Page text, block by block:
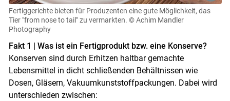
Fertiggerichte bieten für Produzenten eine gute Möglichkeit, das
Tier "from nose to tail" zu vermarkten. © Achim Mandler
Photography
Fakt 1 | Was ist ein Fertigprodukt bzw. eine Konserve?
Konserven sind durch Erhitzen haltbar gemachte
Lebensmittel in dicht schließenden Behältnissen wie
Dosen, Gläsern, Vakuumkunststoffpackungen. Dabei wird
unterschieden zwischen: